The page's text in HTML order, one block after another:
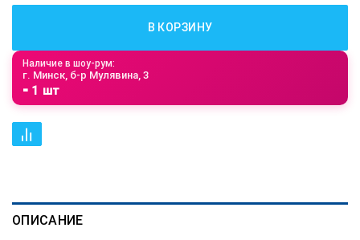
В КОРЗИНУ
Наличие в шоу-рум:
г. Минск, б-р Мулявина, 3
⁃ 1 шт
ОПИСАНИЕ